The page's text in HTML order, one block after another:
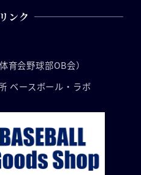
ンク
育会野球部OB会）
ベースボール・ラボ